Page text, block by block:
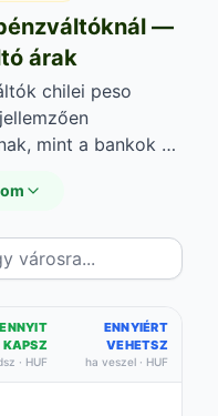
—
árak
chilei peso
mint a bankok —
peso vételi
Az áraik akár
egymáshoz
friss chilei
ENNYIT
KAPSZ
· HUF
ENNYIÉRT
VEHETSZ
ha veszel · HUF